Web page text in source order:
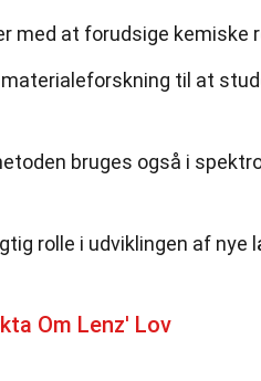
med at forudsige kemiske
materialeforskning til at
bruges også i
rolle i udviklingen af
Om Lenz' Lov